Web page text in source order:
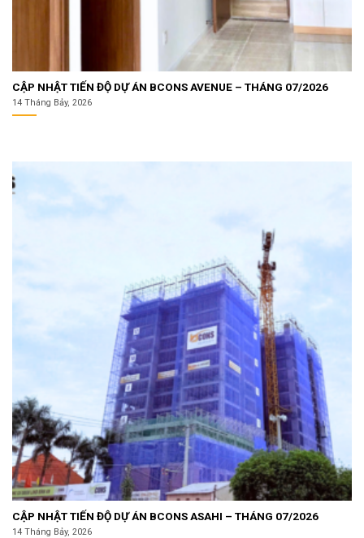
CẬP NHẬT TIẾN ĐỘ DỰ ÁN BCONS AVENUE – THÁNG 07/2026
14 Tháng Bảy, 2026
CẬP NHẬT TIẾN ĐỘ DỰ ÁN BCONS ASAHI – THÁNG 07/2026
14 Tháng Bảy, 2026